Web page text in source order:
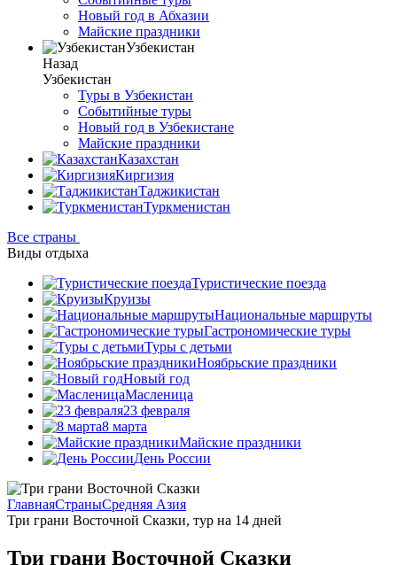
Новый год в Абхазии
Майские праздники
Узбекистан
Назад
Узбекистан
Туры в Узбекистан
Событийные туры
Новый год в Узбекистане
Майские праздники
Казахстан
Киргизия
Таджикистан
Туркменистан
Все страны
Виды отдыха
Туристические поезда
Круизы
Национальные маршруты
Гастрономические туры
Туры с детьми
Ноябрьские праздники
Новый год
Масленица
23 февраля
8 марта
Майские праздники
День России
ГлавнаяСтраныСредняя Азия
Три грани Восточной Сказки, тур на 14 дней
Три грани Восточной Сказки